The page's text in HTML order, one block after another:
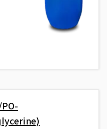
dodecylfenol)